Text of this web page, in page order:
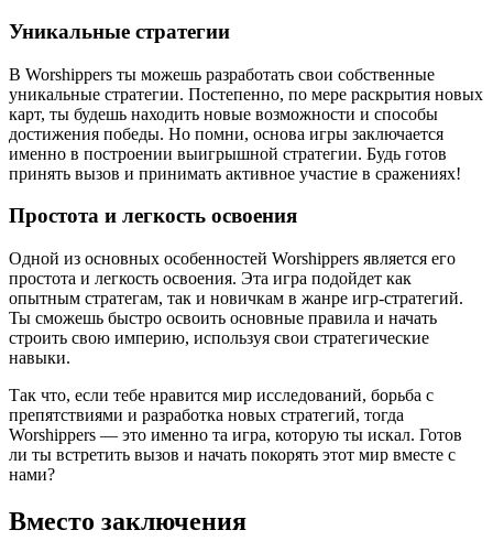
Уникальные стратегии
В Worshippers ты можешь разработать свои собственные
уникальные стратегии. Постепенно, по мере раскрытия новых
карт, ты будешь находить новые возможности и способы
достижения победы. Но помни, основа игры заключается
именно в построении выигрышной стратегии. Будь готов
принять вызов и принимать активное участие в сражениях!
Простота и легкость освоения
Одной из основных особенностей Worshippers является его
простота и легкость освоения. Эта игра подойдет как
опытным стратегам, так и новичкам в жанре игр-стратегий.
Ты сможешь быстро освоить основные правила и начать
строить свою империю, используя свои стратегические
навыки.
Так что, если тебе нравится мир исследований, борьба с
препятствиями и разработка новых стратегий, тогда
Worshippers — это именно та игра, которую ты искал. Готов
ли ты встретить вызов и начать покорять этот мир вместе с
нами?
Вместо заключения